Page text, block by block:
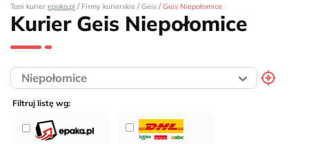
Tani kurier epaka.pl / Firmy kurierskie / Geis / Geis Niepołomice
Kurier Geis Niepołomice
Filtruj listę wg: